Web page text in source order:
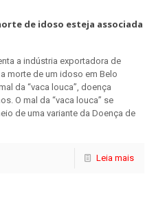
de idoso esteja associada
a indústria exportadora de
morte de um idoso em Belo
da “vaca louca”, doença
O mal da “vaca louca” se
de uma variante da Doença de
Leia mais